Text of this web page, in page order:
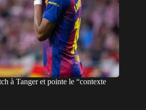
à Tanger et pointe le “contexte